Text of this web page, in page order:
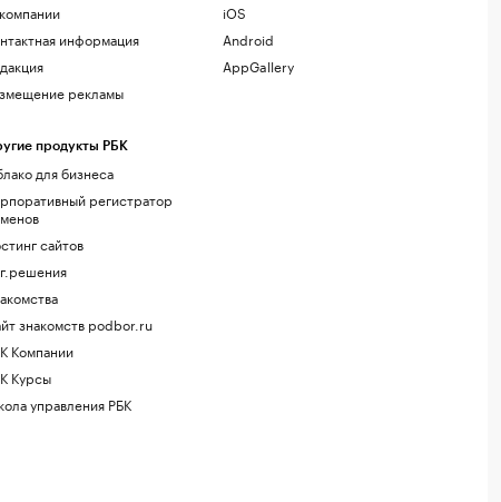
информация
рекламы
продукты РБК
для бизнеса
регистратор
сайтов
знакомств podbor.ru
Компании
Курсы
управления РБК
iOS
Android
AppGallery